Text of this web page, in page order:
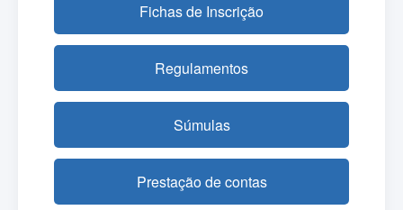
Fichas de Inscrição
Regulamentos
Súmulas
Prestação de contas